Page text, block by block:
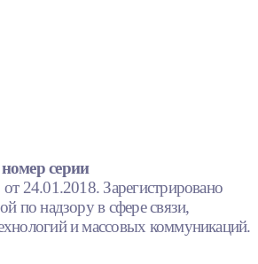
серии
24.01.2018. Зарегистрировано
по надзору в сфере связи,
и массовых коммуникаций.